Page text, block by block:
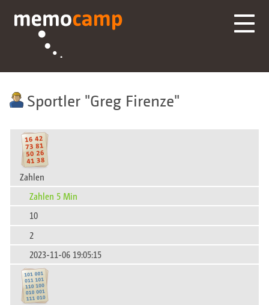
Sportler Greg Firenze
Zahlen
Zahlen 5 Min
10
2
2023-11-06 19:05:15